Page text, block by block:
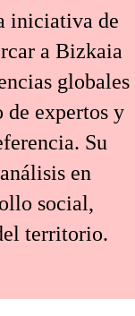
iniciativa de
a Bizkaia
globales
de expertos y
Su
en
social,
territorio.